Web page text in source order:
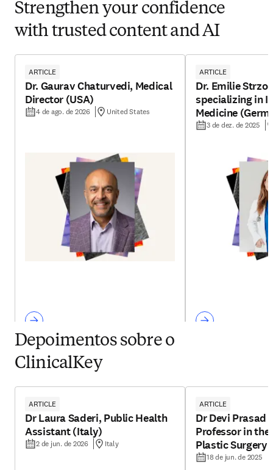
Strengthen your confidence
with trusted content and AI
ARTICLE
Dr. Gaurav Chaturvedi, Medical
Director (USA)
4 de ago. de 2026 United States
ARTICLE
Dr. Emilie
specializing in
Medicine
3 de dez. de 2025
Depoimentos sobre o
ClinicalKey
ARTICLE
Dr Laura Saderi, Public Health
Assistant (Italy)
2 de jun. de 2026 Italy
ARTICLE
Dr Devi Prasad
Professor in
Plastic Surgery
18 de jun. de 2025